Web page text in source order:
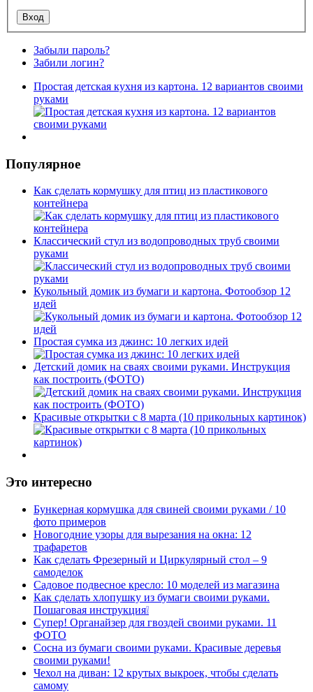
Забыли пароль?
Забили логин?
Простая детская кухня из картона. 12 вариантов своими
руками
Популярное
Как сделать кормушку для птиц из пластикового
контейнера
Классический стул из водопроводных труб своими
руками
Кукольный домик из бумаги и картона. Фотообзор 12
идей
Простая сумка из джинс: 10 легких идей
Детский домик на сваях своими руками. Инструкция
как построить (ФОТО)
Красивые открытки с 8 марта (10 прикольных картинок)
Это интересно
Бункерная кормушка для свиней своими руками / 10
фото примеров
Новогодние узоры для вырезания на окна: 12
трафаретов
Как сделать Фрезерный и Циркулярный стол – 9
самоделок
Садовое подвесное кресло: 10 моделей из магазина
Как сделать хлопушку из бумаги своими руками.
Пошаговая инструкция❕
Супер! Органайзер для гвоздей своими руками. 11
ФОТО
Сосна из бумаги своими руками. Красивые деревья
своими руками!
Чехол на диван: 12 крутых выкроек, чтобы сделать
самому